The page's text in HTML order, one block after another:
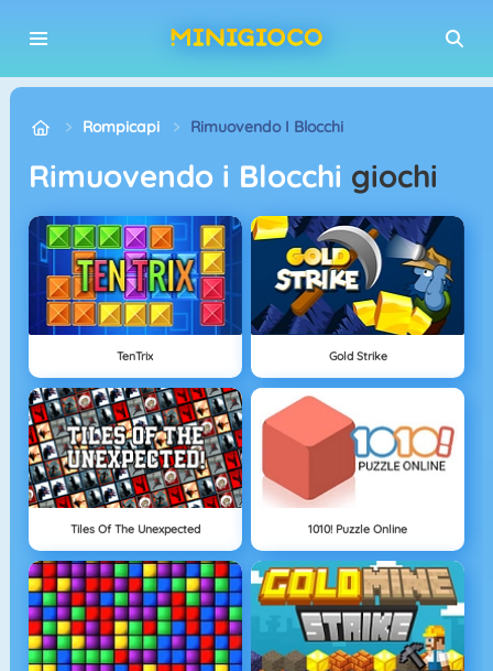
Rompicapi Rimuovendo I Blocchi
Rimuovendo i Blocchi giochi
TenTrix Gold Strike
Tiles Of The Unexpected 1010! Puzzle Online